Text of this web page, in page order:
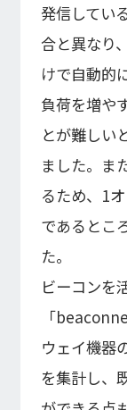
発信してい
合と異なり
けで自動的
負荷を増や
とが難しい
ました。ま
るため、1
であるとこ
た。
ビーコンを
「
ウェイ機器
を集計し、